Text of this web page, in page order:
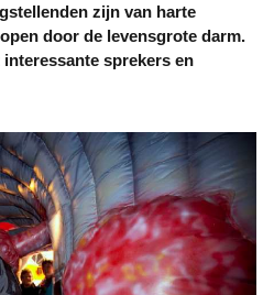
zijn van harte
door de levensgrote darm.
sprekers en